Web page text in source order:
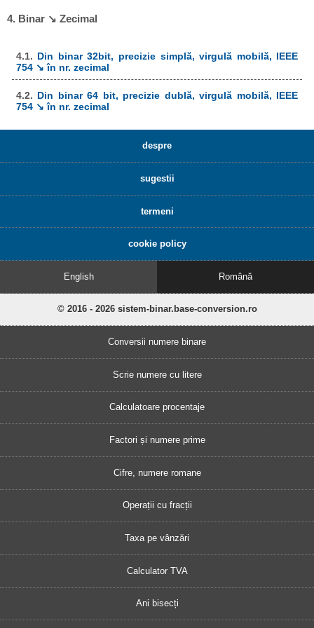
4. Binar ↘ Zecimal
4.1. Din binar 32bit, precizie simplă, virgulă mobilă, IEEE
754 ↘ în nr. zecimal
4.2. Din binar 64 bit, precizie dublă, virgulă mobilă, IEEE
754 ↘ în nr. zecimal
despre
sugestii
termeni
cookie policy
English Română
© 2016 - 2026 sistem-binar.base-conversion.ro
Conversii numere binare
Scrie numere cu litere
Calculatoare procentaje
Factori și numere prime
Cifre, numere romane
Operații cu fracții
Taxa pe vânzări
Calculator TVA
Ani bisecți